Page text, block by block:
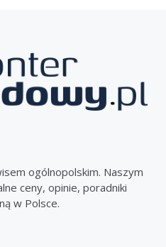
ogólnopolskim. Naszym
ceny, opinie, poradniki
w Polsce.